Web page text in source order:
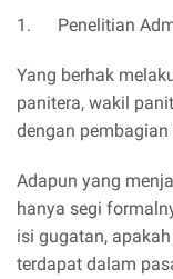
1. Penelitian
Yang berhak
panitera, wakil
dengan
Adapun yang
hanya segi
isi gugatan,
terdapat dalam